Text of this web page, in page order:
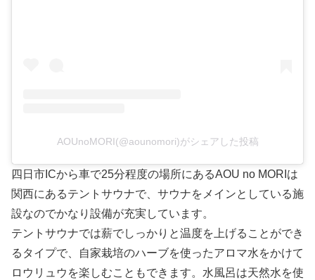
AOUnoMORI(@aounomori)がシェアした投稿
四日市ICから車で25分程度の場所にあるAOU no MORIは
関西にあるテントサウナで、サウナをメインとしている施
設なのでかなり設備が充実しています。
テントサウナでは薪でしっかりと温度を上げることができ
るタイプで、自家栽培のハーブを使ったアロマ水をかけて
ロウリュウを楽しむこともできます。水風呂は天然水を使